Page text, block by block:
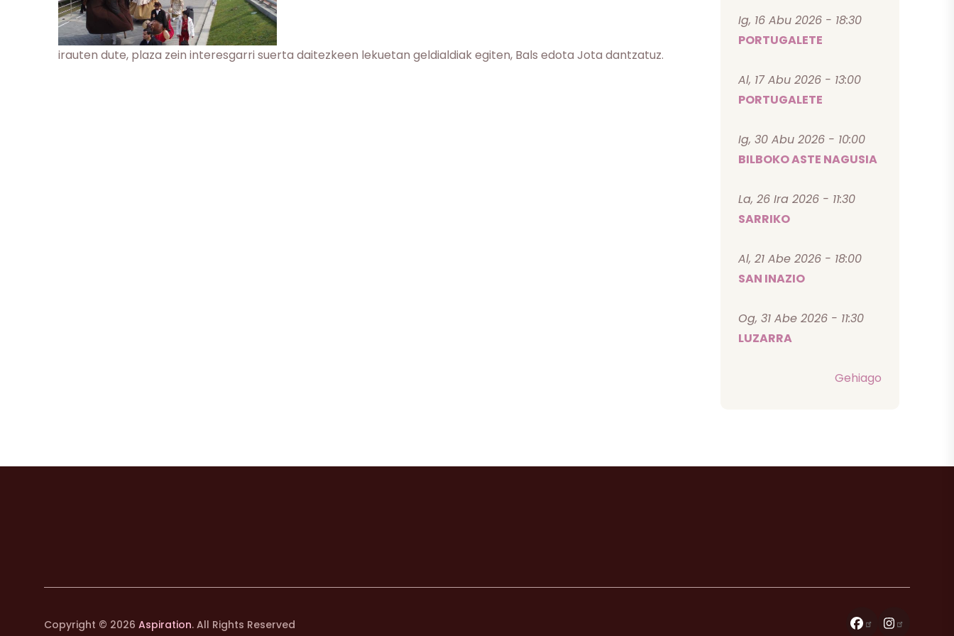
irauten dute, plaza zein interesgarri suerta daitezkeen lekuetan geldialdiak egiten, Bals edota Jota dantzatuz.
Ig, 16 Abu 2026 - 18:30
PORTUGALETE
Al, 17 Abu 2026 - 13:00
PORTUGALETE
Ig, 30 Abu 2026 - 10:00
BILBOKO ASTE NAGUSIA
La, 26 Ira 2026 - 11:30
SARRIKO
Al, 21 Abe 2026 - 18:00
SAN INAZIO
Og, 31 Abe 2026 - 11:30
LUZARRA
Gehiago
Copyright © 2026 Aspiration. All Rights Reserved